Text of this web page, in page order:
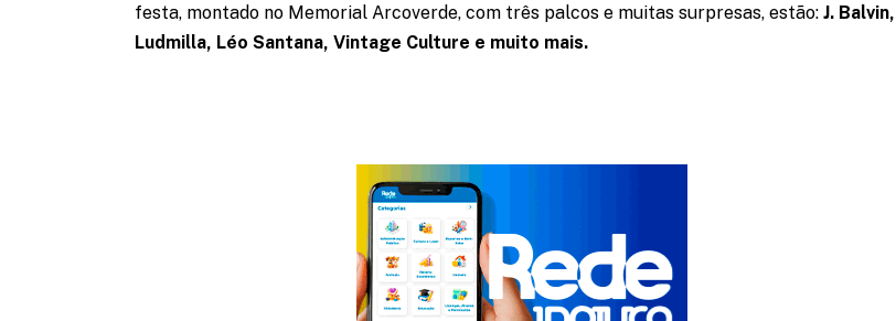
festa, montado no Memorial Arcoverde, com três palcos e muitas surpresas, estão: J. Balvin,
Ludmilla, Léo Santana, Vintage Culture e muito mais.